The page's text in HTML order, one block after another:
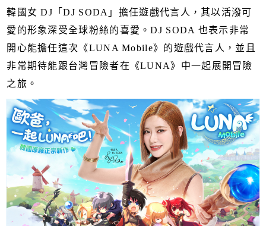
韓國女 DJ「DJ SODA」擔任遊戲代言人，其以活潑可
愛的形象深受全球粉絲的喜愛。DJ SODA 也表示非常
開心能擔任這次《LUNA Mobile》的遊戲代言人，並且
非常期待能跟台灣冒險者在《LUNA》中一起展開冒險
之旅。